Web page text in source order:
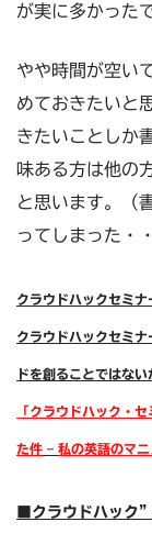
が実に多かった
やや時間が空い
めておきたいと
きたいことしか
味ある方は他の
と思います。（
ってしまった・
クラウドハックセ
クラウドハックセミ
ドを創ることではな
「クラウドハック・
た件 – 私の英語のマ
■クラウドハック